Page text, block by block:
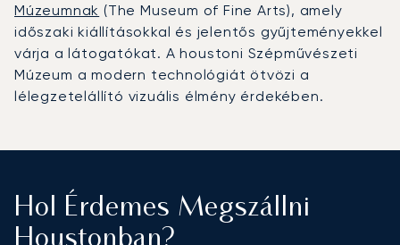
Múzeumnak (The Museum of Fine Arts), amely
időszaki kiállításokkal és jelentős gyűjteményekkel
várja a látogatókat. A houstoni Szépművészeti
Múzeum a modern technológiát ötvözi a
lélegzetelállító vizuális élmény érdekében.
Hol Érdemes Megszállni
Houstonban?